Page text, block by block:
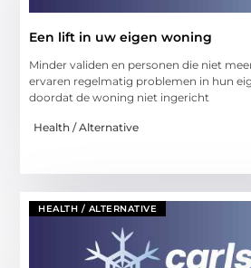
Een lift in uw eigen woning
Minder validen en personen die niet
ervaren regelmatig problemen in hun
doordat de woning niet ingericht
Health / Alternative
HEALTH / ALTERNATIVE